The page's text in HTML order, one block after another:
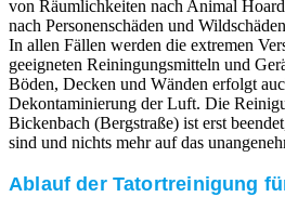
von Räumlichkeiten nach Animal
nach Personenschäden und
In allen Fällen werden die extremen
geeigneten Reiningungsmitteln und
Böden, Decken und Wänden erfolgt
Dekontaminierung der Luft. Die
Bickenbach (Bergstraße) ist erst
sind und nichts mehr auf das
Ablauf der Tatortreinigung